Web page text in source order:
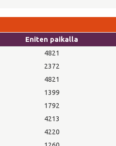
Eniten paikalla
4821
2372
4821
1399
1792
4213
4220